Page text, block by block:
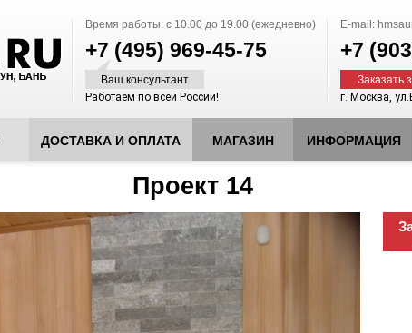
Время работы: с 10.00 до 19.00 (ежедневно)
+7 (495) 969-45-75
Ваш консультант
E-mail:
+7
Заказать
Работаем по всей России! г. Москва,
ДОСТАВКА И ОПЛАТА МАГАЗИН ИНФОРМАЦИЯ
Проект 14